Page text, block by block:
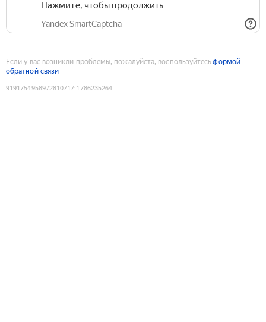
Нажмите, чтобы продолжить
Yandex SmartCaptcha
Если у вас возникли проблемы, пожалуйста, воспользуйтесьформой
обратной связи
9191754958972810717:1786235264